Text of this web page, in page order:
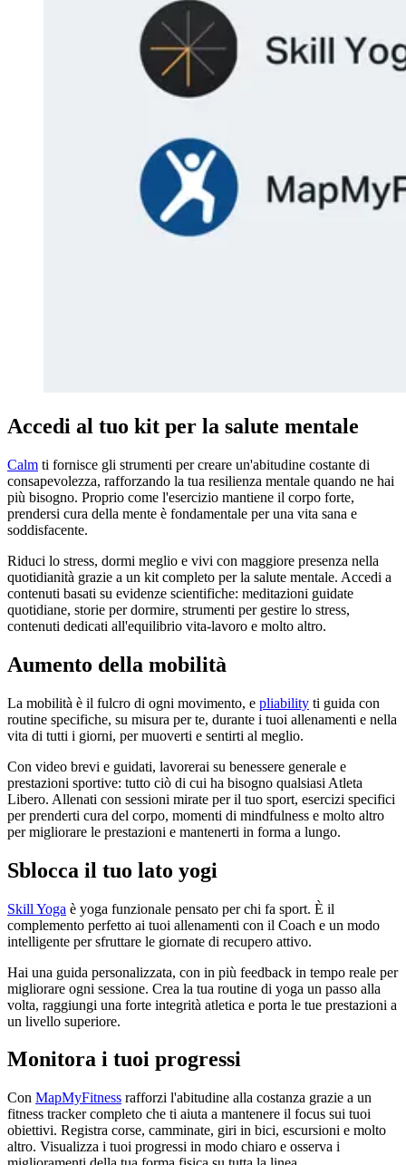
Accedi al tuo kit per la salute mentale
Calm ti fornisce gli strumenti per creare un'abitudine costante di
consapevolezza, rafforzando la tua resilienza mentale quando ne hai
più bisogno. Proprio come l'esercizio mantiene il corpo forte,
prendersi cura della mente è fondamentale per una vita sana e
soddisfacente.
Riduci lo stress, dormi meglio e vivi con maggiore presenza nella
quotidianità grazie a un kit completo per la salute mentale. Accedi a
contenuti basati su evidenze scientifiche: meditazioni guidate
quotidiane, storie per dormire, strumenti per gestire lo stress,
contenuti dedicati all'equilibrio vita-lavoro e molto altro.
Aumento della mobilità
La mobilità è il fulcro di ogni movimento, e pliability ti guida con
routine specifiche, su misura per te, durante i tuoi allenamenti e nella
vita di tutti i giorni, per muoverti e sentirti al meglio.
Con video brevi e guidati, lavorerai su benessere generale e
prestazioni sportive: tutto ciò di cui ha bisogno qualsiasi Atleta
Libero. Allenati con sessioni mirate per il tuo sport, esercizi specifici
per prenderti cura del corpo, momenti di mindfulness e molto altro
per migliorare le prestazioni e mantenerti in forma a lungo.
Sblocca il tuo lato yogi
Skill Yoga è yoga funzionale pensato per chi fa sport. È il
complemento perfetto ai tuoi allenamenti con il Coach e un modo
intelligente per sfruttare le giornate di recupero attivo.
Hai una guida personalizzata, con in più feedback in tempo reale per
migliorare ogni sessione. Crea la tua routine di yoga un passo alla
volta, raggiungi una forte integrità atletica e porta le tue prestazioni a
un livello superiore.
Monitora i tuoi progressi
Con MapMyFitness rafforzi l'abitudine alla costanza grazie a un
fitness tracker completo che ti aiuta a mantenere il focus sui tuoi
obiettivi. Registra corse, camminate, giri in bici, escursioni e molto
altro. Visualizza i tuoi progressi in modo chiaro e osserva i